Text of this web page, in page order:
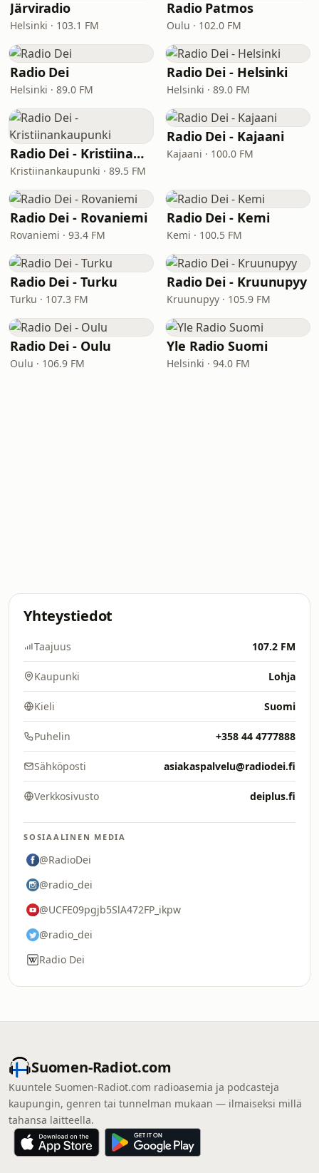
Järviradio
Helsinki · 103.1 FM
Radio Patmos
Oulu · 102.0 FM
Radio Dei
Helsinki · 89.0 FM
Radio Dei - Helsinki
Helsinki · 89.0 FM
Radio Dei - Kristiinankaupunki
Kristiinankaupunki · 89.5 FM
Radio Dei - Kajaani
Kajaani · 100.0 FM
Radio Dei - Rovaniemi
Rovaniemi · 93.4 FM
Radio Dei - Kemi
Kemi · 100.5 FM
Radio Dei - Turku
Turku · 107.3 FM
Radio Dei - Kruunupyy
Kruunupyy · 105.9 FM
Radio Dei - Oulu
Oulu · 106.9 FM
Yle Radio Suomi
Helsinki · 94.0 FM
Yhteystiedot
Taajuus 107.2 FM
Kaupunki Lohja
Kieli Suomi
Puhelin +358 44 4777888
Sähköposti asiakaspalvelu@radiodei.fi
Verkkosivusto deiplus.fi
SOSIAALINEN MEDIA
@RadioDei
@radio_dei
@UCFE09pgjb5SlA472FP_ikpw
@radio_dei
Radio Dei
Suomen-Radiot.com
Kuuntele Suomen-Radiot.com radioasemia ja podcasteja
kaupungin, genren tai tunnelman mukaan — ilmaiseksi millä
tahansa laitteella.